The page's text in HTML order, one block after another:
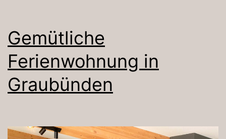
Gemütliche
Ferienwohnung in
Graubünden